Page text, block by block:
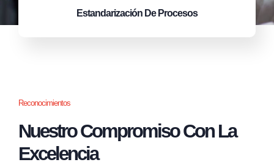
Estandarización De Procesos
Reconocimientos
Nuestro Compromiso Con La
Excelencia